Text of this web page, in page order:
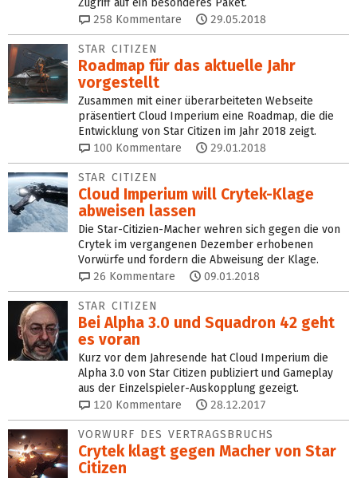
258 Kommentare 29.05.2018
STAR CITIZEN
Roadmap für das aktuelle Jahr
vorgestellt
Zusammen mit einer überarbeiteten Webseite
präsentiert Cloud Imperium eine Roadmap, die die
Entwicklung von Star Citizen im Jahr 2018 zeigt.
100 Kommentare 29.01.2018
STAR CITIZEN
Cloud Imperium will Crytek-Klage
abweisen lassen
Die Star-Citizien-Macher wehren sich gegen die von
Crytek im vergangenen Dezember erhobenen
Vorwürfe und fordern die Abweisung der Klage.
26 Kommentare 09.01.2018
STAR CITIZEN
Bei Alpha 3.0 und Squadron 42 geht
es voran
Kurz vor dem Jahresende hat Cloud Imperium die
Alpha 3.0 von Star Citizen publiziert und Gameplay
aus der Einzelspieler-Auskopplung gezeigt.
120 Kommentare 28.12.2017
VORWURF DES VERTRAGSBRUCHS
Crytek klagt gegen Macher von Star
Citizen